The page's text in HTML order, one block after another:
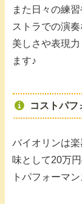
また日々の練
ストラでの演
美しさや表現
ます♪
コストパフ
バイオリンは
味として20万
トパフォーマ